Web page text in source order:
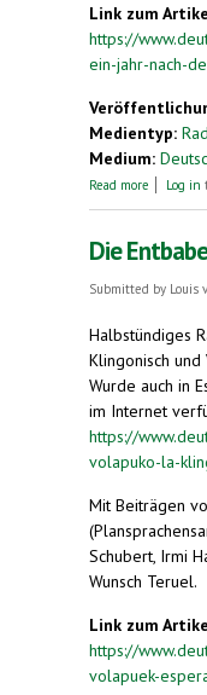
Link zum
https://
ein-jahr-nach-
Medientyp:
Medium:
Read more about
Log in
Die
Submitted by Louis
Halbstündiges
Klingonisch und
Wurde auch in
im Internet
https://
volapuko-la-
Mit Beiträgen
Schubert, Irmi
Wunsch Teruel.
Link zum
https://
volapuek-